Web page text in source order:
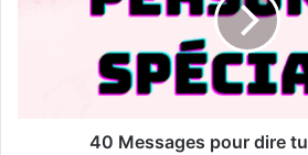
40 Messages pour dire